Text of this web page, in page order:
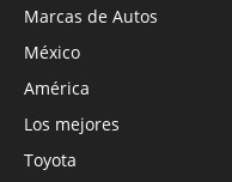
Marcas de Autos
México
América
Los mejores
Toyota